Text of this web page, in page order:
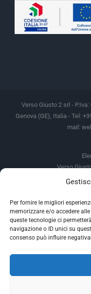
Per fornire le migliori
memorizzare e/o accedere
queste tecnologie ci
navigazione o ID unici su
consenso può influire
Verso Giusto 2 srl -
Genova (GE), Italia - Tel:
mail:
Verso
Soggetto
Agenzia delle
Agenzia delle
M.I.S.E
Gli altri aiuti di Stato